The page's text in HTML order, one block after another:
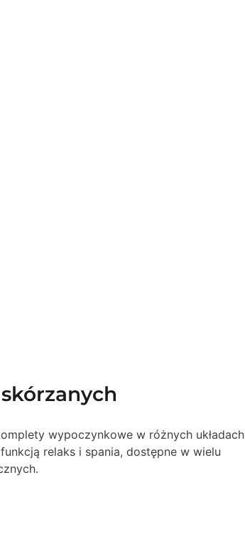
wypoczynkowe w różnych układach
relaks i spania, dostępne w wielu